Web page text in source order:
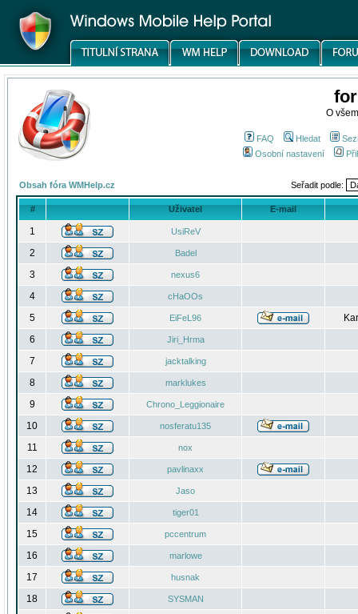
O
FAQ Hledat
Osobní nastavení
Obsah fóra WMHelp.cz Seřadit podle:
# Uživatel E-mail
1 UsiReV
2 Badel
3 nexus6
4 cHaOOs
5 EiFeL96
6
Jiri_Hrma
7 jacktalking
8 marklukes
9 Chrono_Leggionaire
10 nosferatu135
11 nox
12 pavlinaxx
13 Jaso
14 tiger01
15 pccentrum
16 marlowe
17 husnak
18 SYSMAN